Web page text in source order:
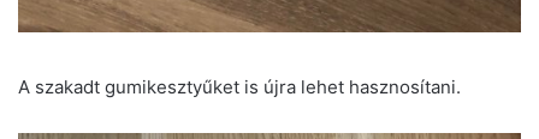
A szakadt gumikesztyűket is újra lehet hasznosítani.